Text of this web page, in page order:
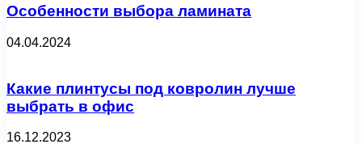
Особенности выбора ламината
04.04.2024
Какие плинтусы под ковролин лучше
выбрать в офис
16.12.2023